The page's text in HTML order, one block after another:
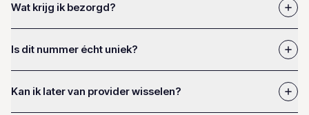
Wat krijg ik bezorgd?
Is dit nummer écht uniek?
Kan ik later van provider wisselen?